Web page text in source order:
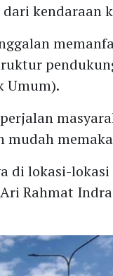
kendaraan
Umum).
mudah
di lokasi-
Rahmat